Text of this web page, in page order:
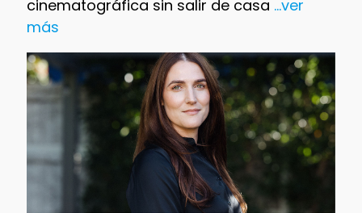
cinematográfica sin salir de casa ...ver
más